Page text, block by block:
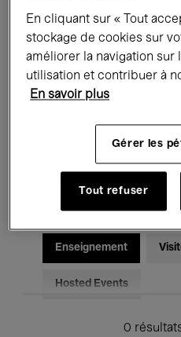
Expositions Films
Rencontres & Débats
Musique électronique
Pour tous Kids’
Enseignement
Hosted Events
0
En cliquant sur « Tout
stockage de cookies sur
améliorer la navigation sur
utilisation et contribuer à
En savoir plus
Gérer les
Tout refuser